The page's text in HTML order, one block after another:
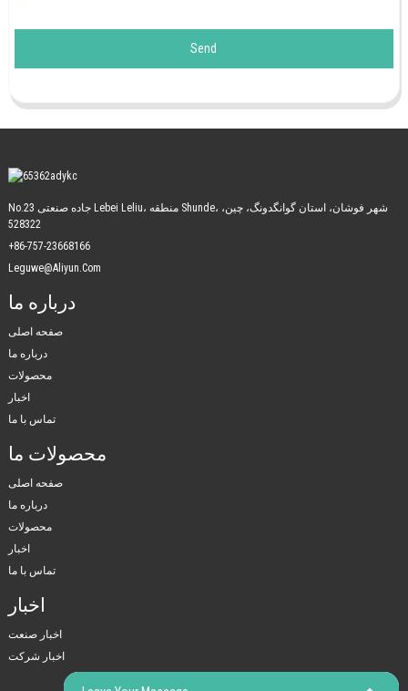
Send
No.23 جاده صنعتی Lebei Leliu، منطقه Shunde، شهر فوشان، استان گوانگدونگ، چین،
528322
+86-757-23668166
Leguwe@aliyun.com
درباره ما
صفحه اصلی
درباره ما
محصولات
اخبار
تماس با ما
محصولات ما
صفحه اصلی
درباره ما
محصولات
اخبار
تماس با ما
اخبار
اخبار صنعت
اخبار شرکت